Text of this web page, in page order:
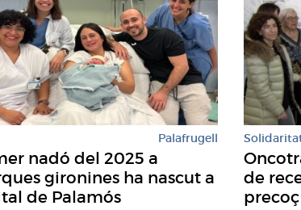
Palafrugell
nadó del 2025 a
gironines ha nascut a
de Palamós
de